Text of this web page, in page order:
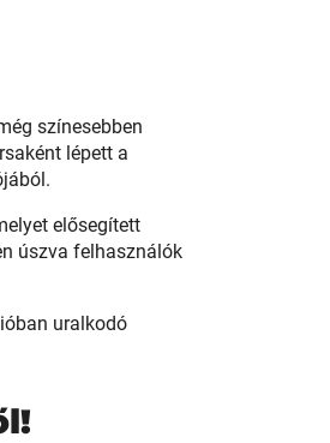
színesebben
lépett a
elősegített
úszva felhasználók
uralkodó